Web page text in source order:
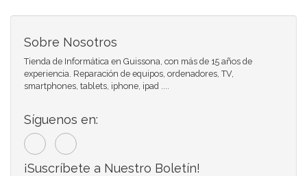
Sobre Nosotros
Tienda de Informática en Guissona, con más de 15 años de
experiencia. Reparación de equipos, ordenadores, TV,
smartphones, tablets, iphone, ipad ....
Síguenos en:
¡Suscríbete a Nuestro Boletín!